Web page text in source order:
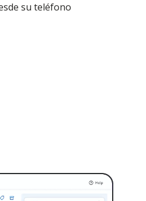
su teléfono